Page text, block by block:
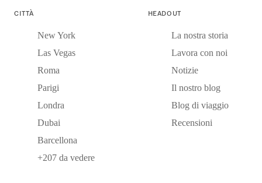
CITTÀ
New York
Las Vegas
Roma
Parigi
Londra
Dubai
Barcellona
+207 da vedere
HEADOUT
La nostra storia
Lavora con noi
Notizie
Il nostro blog
Blog di viaggio
Recensioni